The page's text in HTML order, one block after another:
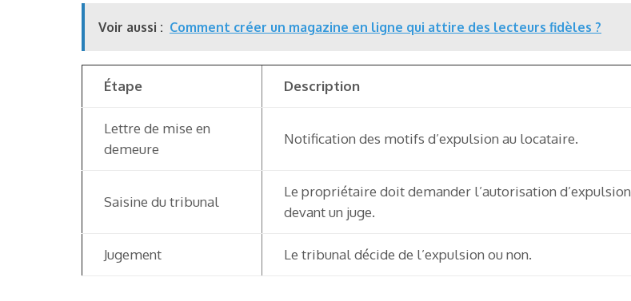
Voir aussi : Comment créer un magazine en ligne qui attire des lecteurs fidèles ?
Étape Description
Lettre de mise en
demeure
Notification des motifs d’expulsion au locataire.
Saisine du tribunal
Le propriétaire doit demander l’autorisation d’expulsion
devant un juge.
Jugement Le tribunal décide de l’expulsion ou non.